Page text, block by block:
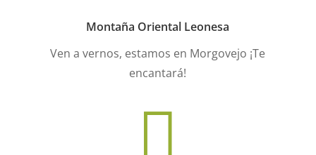
Montaña Oriental Leonesa
Ven a vernos, estamos en Morgovejo ¡Te
encantará!
